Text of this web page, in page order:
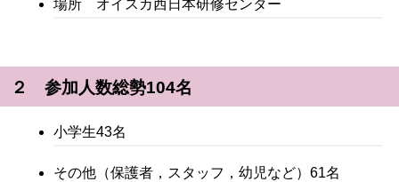
場所 オイスカ西日本研修センター
２ 参加人数総勢104名
小学生43名
その他（保護者，スタッフ，幼児など）61名